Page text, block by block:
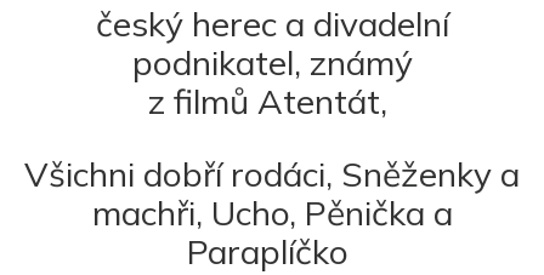
český herec a divadelní
podnikatel, známý
z filmů Atentát,
Všichni dobří rodáci, Sněženky a
machři, Ucho, Pěnička a
Paraplíčko